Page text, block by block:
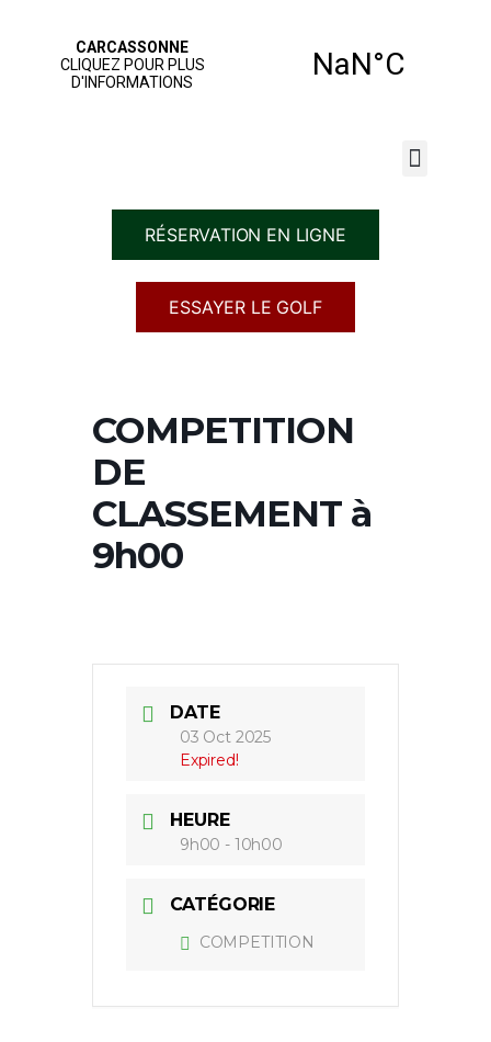
RÉSERVATION EN LIGNE
ESSAYER LE GOLF
COMPETITION
DE
CLASSEMENT à
9h00
DATE
03 Oct 2025
Expired!
HEURE
9h00 - 10h00
CATÉGORIE
COMPETITION